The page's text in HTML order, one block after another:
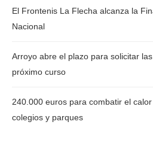
El Frontenis La Flecha alcanza la
Nacional
Arroyo abre el plazo para solicitar
próximo curso
240.000 euros para combatir el
colegios y parques